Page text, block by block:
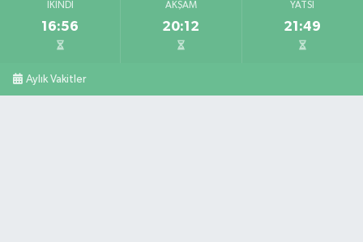
İKINDI
16:56
AKŞAM
20:12
YATSI
21:49
Aylık Vakitler